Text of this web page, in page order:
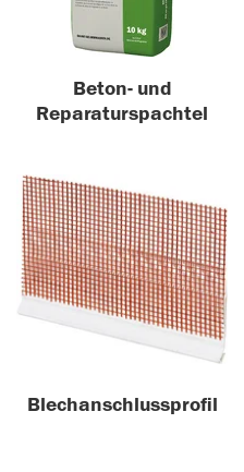
Beton- und
Reparaturspachtel
Blechanschlussprofil